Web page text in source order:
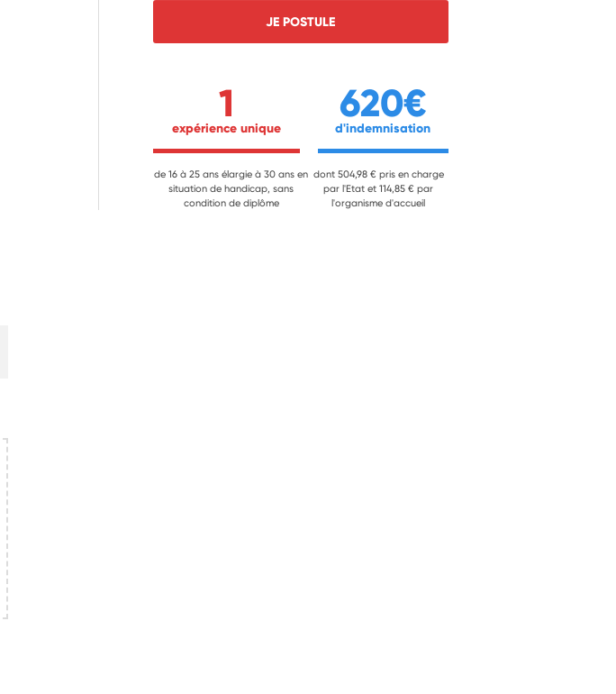
JE POSTULE
1
expérience unique
de 16 à 25 ans élargie à 30 ans en
situation de handicap, sans
condition de diplôme
620€
d'indemnisation
dont 504,98 € pris en charge
par l'Etat et 114,85 € par
l'organisme d'accueil